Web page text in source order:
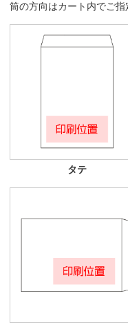
筒の方向はカート内でご指
タテ